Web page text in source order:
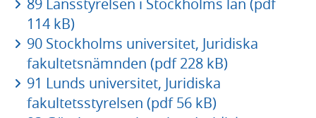
89 Länsstyrelsen i Stockholms län (pdf
114 kB)
90 Stockholms universitet, Juridiska
fakultetsnämnden (pdf 228 kB)
91 Lunds universitet, Juridiska
fakultetsstyrelsen (pdf 56 kB)